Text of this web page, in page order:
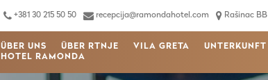
+381 30 215 50 50 recepcija@ramondahotel.com Rašinac BB
ÜBER UNS ÜBER RTNJE VILA GRETA UNTERKUNFT
HOTEL RAMONDA